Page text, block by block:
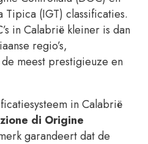
(IGT) classificaties.
in Calabrië kleiner is dan
regio’s,
meest prestigieuze en
in Calabrië
di Origine
garandeert dat de